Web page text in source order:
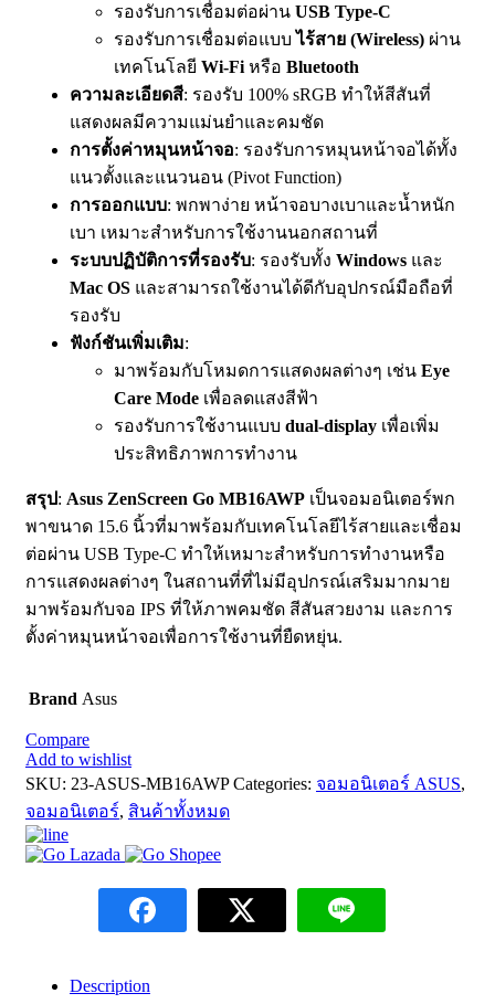
รองรับการเชื่อมต่อผ่าน USB Type-C
รองรับการเชื่อมต่อแบบไร้สาย (Wireless) ผ่าน
เทคโนโลยี Wi-Fi หรือ Bluetooth
ความละเอียดสี: รองรับ 100% sRGB ทำให้สีสันที่
แสดงผลมีความแม่นยำและคมชัด
การตั้งค่าหมุนหน้าจอ: รองรับการหมุนหน้าจอได้ทั้ง
แนวตั้งและแนวนอน (Pivot Function)
การออกแบบ: พกพาง่าย หน้าจอบางเบาและน้ำหนัก
เบา เหมาะสำหรับการใช้งานนอกสถานที่
ระบบปฏิบัติการที่รองรับ: รองรับทั้ง Windows และ
Mac OS และสามารถใช้งานได้ดีกับอุปกรณ์มือถือที่
รองรับ
ฟังก์ชันเพิ่มเติม:
มาพร้อมกับโหมดการแสดงผลต่างๆ เช่น Eye
Care Mode เพื่อลดแสงสีฟ้า
รองรับการใช้งานแบบ dual-display เพื่อเพิ่ม
ประสิทธิภาพการทำงาน
สรุป: Asus ZenScreen Go MB16AWP เป็นจอมอนิเตอร์พก
พาขนาด 15.6 นิ้วที่มาพร้อมกับเทคโนโลยีไร้สายและเชื่อม
ต่อผ่าน USB Type-C ทำให้เหมาะสำหรับการทำงานหรือ
การแสดงผลต่างๆ ในสถานที่ที่ไม่มีอุปกรณ์เสริมมากมาย
มาพร้อมกับจอ IPS ที่ให้ภาพคมชัด สีสันสวยงาม และการ
ตั้งค่าหมุนหน้าจอเพื่อการใช้งานที่ยืดหยุ่น.
Brand Asus
Compare
Add to wishlist
SKU: 23-ASUS-MB16AWPCategories: จอมอนิเตอร์ ASUS,
จอมอนิเตอร์, สินค้าทั้งหมด
Description